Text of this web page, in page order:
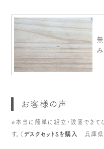
お客様の声
⭐️本当に簡単に組立・設置できて
す。（ デスクセットSを購入 兵庫